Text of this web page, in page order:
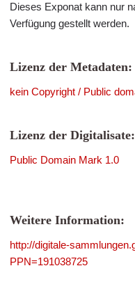
Dieses Exponat kann nur
Verfügung gestellt werden.
Lizenz der Metadaten:
kein Copyright / Public
Lizenz der Digitalisate:
Public Domain Mark 1.0
Weitere Information:
http://digitale-
PPN=191038725